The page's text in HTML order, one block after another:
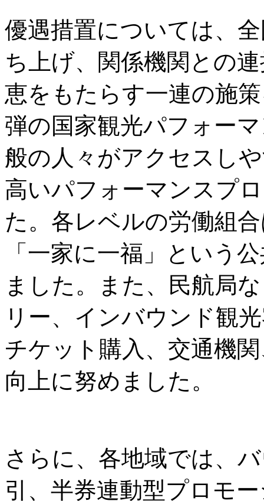
優遇措置については、
ち上げ、関係機関との
恵をもたらす一連の施
弾の国家観光パフォー
般の人々がアクセスし
高いパフォーマンスプ
た。各レベルの労働組
「一家に一福」という
ました。また、民航局
リー、インバウンド観
チケット購入、交通機
向上に努めました。
さらに、各地域では、
引、半券連動型プロモ